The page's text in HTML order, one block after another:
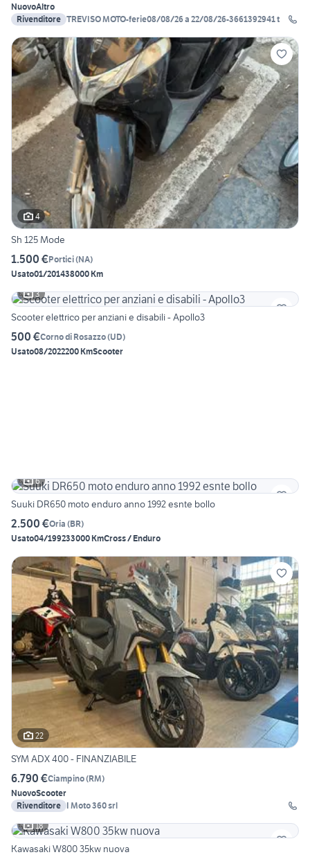
NuovoAltro
Rivenditore TREVISO MOTO-ferie08/08/26 a 22/08/26-3661392941 t
4
Sh 125 Mode
1.500 €Portici(NA)
Usato01/201438000 Km
3
Scooter elettrico per anziani e disabili - Apollo3
500 €Corno di Rosazzo(UD)
Usato08/2022200 KmScooter
6
Suuki DR650 moto enduro anno 1992 esnte bollo
2.500 €Oria (BR)
Usato04/199233000 KmCross / Enduro
22
SYM ADX 400 - FINANZIABILE
6.790 €Ciampino(RM)
NuovoScooter
Rivenditore I Moto 360 srl
18
Kawasaki W800 35kw nuova